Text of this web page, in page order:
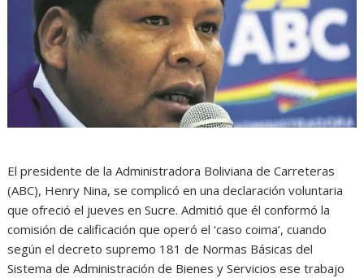
El presidente de la Administradora Boliviana de Carreteras
(ABC), Henry Nina, se complicó en una declaración voluntaria
que ofreció el jueves en Sucre. Admitió que él conformó la
comisión de calificación que operó el ‘caso coima’, cuando
según el decreto supremo 181 de Normas Básicas del
Sistema de Administración de Bienes y Servicios ese trabajo